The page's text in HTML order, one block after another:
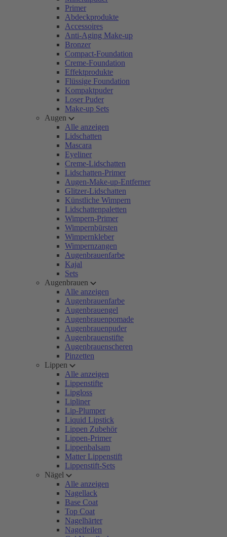
Primer
Abdeckprodukte
Accessoires
Anti-Aging Make-up
Bronzer
Compact-Foundation
Creme-Foundation
Effektprodukte
Flüssige Foundation
Kompaktpuder
Loser Puder
Make-up Sets
Augen
Alle anzeigen
Lidschatten
Mascara
Eyeliner
Creme-Lidschatten
Lidschatten-Primer
Augen-Make-up-Entferner
Glitzer-Lidschatten
Künstliche Wimpern
Lidschattenpaletten
Wimpern-Primer
Wimpernbürsten
Wimpernkleber
Wimpernzangen
Augenbrauenfarbe
Kajal
Sets
Augenbrauen
Alle anzeigen
Augenbrauenfarbe
Augenbrauengel
Augenbrauenpomade
Augenbrauenpuder
Augenbrauenstifte
Augenbrauenscheren
Pinzetten
Lippen
Alle anzeigen
Lippenstifte
Lipgloss
Lipliner
Lip-Plumper
Liquid Lipstick
Lippen Zubehör
Lippen-Primer
Lippenbalsam
Matter Lippenstift
Lippenstift-Sets
Nägel
Alle anzeigen
Nagellack
Base Coat
Top Coat
Nagelhärter
Nagelfeilen